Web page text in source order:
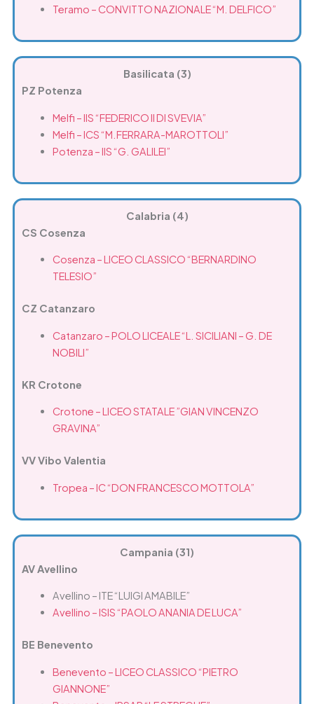
Teramo – CONVITTO NAZIONALE “M. DELFICO”
Basilicata (3)
PZ Potenza
Melfi – IIS “FEDERICO II DI SVEVIA”
Melfi – ICS “M.FERRARA-MAROTTOLI”
Potenza – IIS “G. GALILEI”
Calabria (4)
CS Cosenza
Cosenza – LICEO CLASSICO “BERNARDINO
TELESIO”
CZ Catanzaro
Catanzaro – POLO LICEALE “L. SICILIANI – G. DE
NOBILI”
KR Crotone
Crotone – LICEO STATALE ”GIAN VINCENZO
GRAVINA”
VV Vibo Valentia
Tropea – IC “DON FRANCESCO MOTTOLA”
Campania (31)
AV Avellino
Avellino – ITE “LUIGI AMABILE”
Avellino – ISIS “PAOLO ANANIA DE LUCA”
BE Benevento
Benevento – LICEO CLASSICO “PIETRO
GIANNONE”